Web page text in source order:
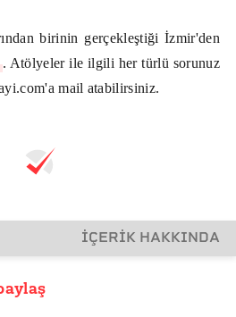
birinin gerçekleştiği İzmir'den
. Atölyeler ile ilgili her türlü sorunuz
mail atabilirsiniz.
İÇERİK HAKKINDA